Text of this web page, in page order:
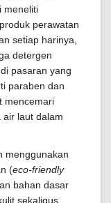
meneliti
perawatan
setiap harinya,
detergen
pasaran yang
paraben dan
mencemari
air laut dalam
menggunakan
(eco-friendly
bahan dasar
sekaligus